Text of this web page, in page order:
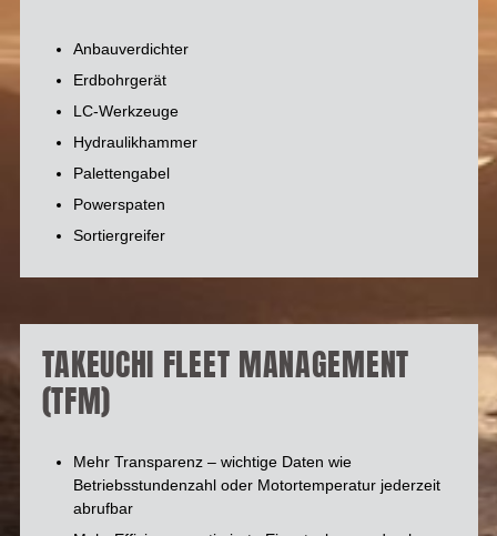
Anbauverdichter
Erdbohrgerät
LC-Werkzeuge
Hydraulikhammer
Palettengabel
Powerspaten
Sortiergreifer
TAKEUCHI FLEET MANAGEMENT
(TFM)
Mehr Transparenz – wichtige Daten wie
Betriebsstundenzahl oder Motortemperatur jederzeit
abrufbar